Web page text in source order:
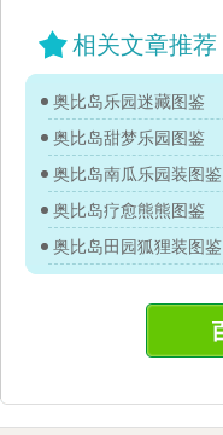
相关文章推荐
奥比岛乐园迷藏图鉴
奥比岛甜梦乐园图鉴
奥比岛南瓜乐园装图鉴
奥比岛疗愈熊熊图鉴
奥比岛田园狐狸装图鉴